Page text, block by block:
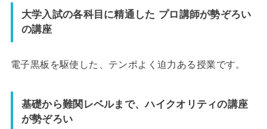
大学入試の各科目に精通した プロ講師が勢ぞろい
の講座
電子黒板を駆使した、テンポよく迫力ある授業です。
基礎から難関レベルまで、ハイクオリティの講座
が勢ぞろい